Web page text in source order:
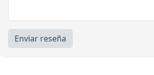
Enviar reseña